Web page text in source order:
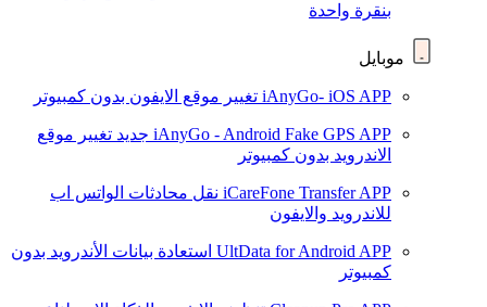
بنقرة واحدة
موبايل
iAnyGo- iOS APP تغيير موقع الايفون بدون كمبيوتر
iAnyGo - Android Fake GPS APP جديد تغيير موقع
الاندرويد بدون كمبيوتر
iCareFone Transfer APP نقل محادثات الواتس اب
للاندرويد والايفون
UltData for Android APP استعادة بيانات الأندرويد بدون
كمبيوتر